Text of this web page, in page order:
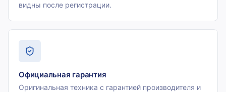
видны после регистрации.
Официальная гарантия
Оригинальная техника с гарантией производителя и